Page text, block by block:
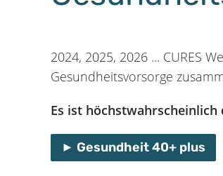
2024, 2025, 2026 ... CURES
Gesundheitsvorsorge
Es ist
Gesundheit 40+ plus